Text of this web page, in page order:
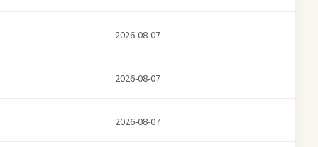
2026-08-07
2026-08-07
2026-08-07